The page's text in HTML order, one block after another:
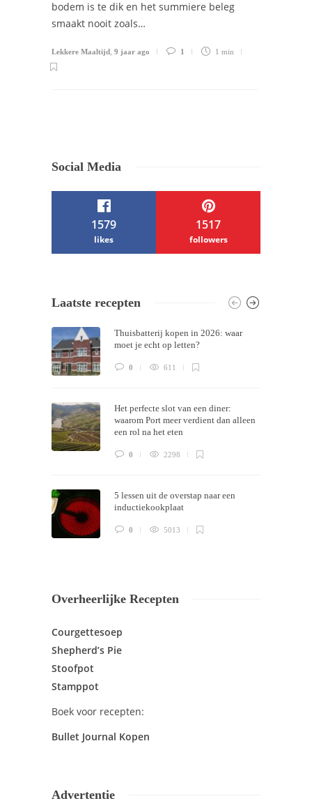
bodem is te dik en het summiere beleg
smaakt nooit zoals…
Lekkere Maaltijd 9 jaar ago 1 1 min
Social Media
1579
likes
1517
followers
Themes bySilicon Themes . Join us right
now!
Laatste recepten
Thuisbatterij kopen in 2026: waar
moet je echt op letten?
0 611
Het perfecte slot van een diner:
waarom Port meer verdient dan alleen
een rol na het eten
0 2298
5 lessen uit de overstap naar een
inductiekookplaat
0 5013
Overheerlijke Recepten
Courgettesoep
Shepherd’s Pie
Stoofpot
Stamppot
Boek voor recepten:
Bullet Journal Kopen
Advertentie